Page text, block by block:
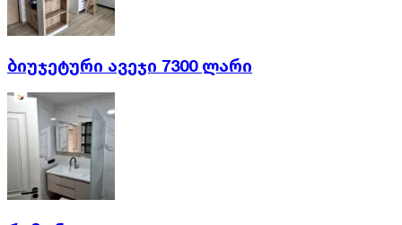
ბიუჯეტური ავეჯი 7300 ლარი